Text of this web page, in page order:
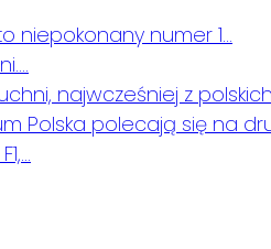
to niepokonany numer 1…
najwcześniej z
Polska polecają się na